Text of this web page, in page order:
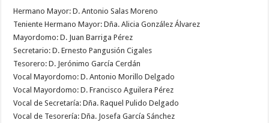
Hermano Mayor: D. Antonio Salas Moreno
Teniente Hermano Mayor: Dña. Alicia González Álvarez
Mayordomo: D. Juan Barriga Pérez
Secretario: D. Ernesto Pangusión Cigales
Tesorero: D. Jerónimo García Cerdán
Vocal Mayordomo: D. Antonio Morillo Delgado
Vocal Mayordomo: D. Francisco Aguilera Pérez
Vocal de Secretaría: Dña. Raquel Pulido Delgado
Vocal de Tesorería: Dña. Josefa García Sánchez